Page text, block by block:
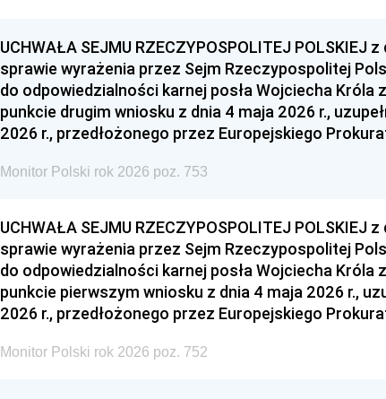
UCHWAŁA SEJMU RZECZYPOSPOLITEJ POLSKIEJ
sprawie wyrażenia przez Sejm Rzeczypospolitej
do odpowiedzialności karnej posła Wojciecha Króla
punkcie drugim wniosku z dnia 4 maja 2026 r.,
2026 r., przedłożonego przez Europejskiego
Monitor Polski rok 2026 poz. 753
UCHWAŁA SEJMU RZECZYPOSPOLITEJ POLSKIEJ
sprawie wyrażenia przez Sejm Rzeczypospolitej
do odpowiedzialności karnej posła Wojciecha Króla
punkcie pierwszym wniosku z dnia 4 maja 2026 r.,
2026 r., przedłożonego przez Europejskiego
Monitor Polski rok 2026 poz. 752